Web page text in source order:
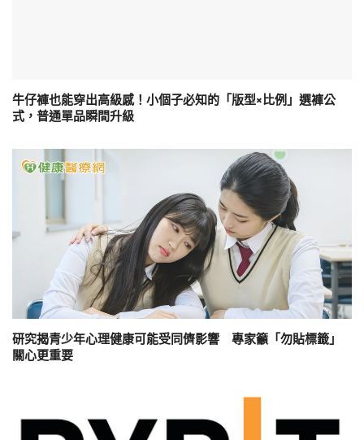
牛仔褲也能穿出高級感！小個子必知的「版型×比例」選褲公
式，普通單品瞬間升級
研究揭青少年心理健康可能受同儕影響 專家籲「勿貼標籤」
關心更重要